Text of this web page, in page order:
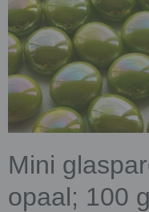
Mini
opaal; 100